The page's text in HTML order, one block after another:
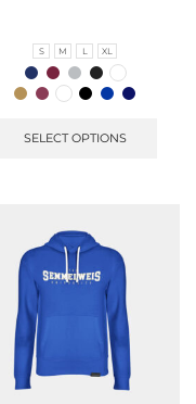
S M L XL
SELECT OPTIONS